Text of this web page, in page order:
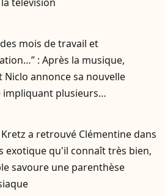
mois de travail et
: Après la musique,
Niclo annonce sa nouvelle
impliquant plusieurs
a retrouvé Clémentine dans
exotique qu'il connaît très bien,
savoure une parenthèse